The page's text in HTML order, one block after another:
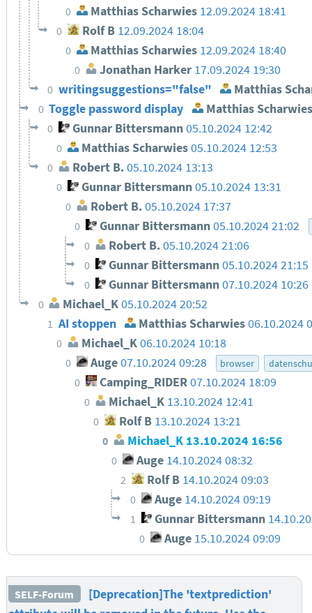
0 Matthias Scharwies 12.09.2024 18:41
0 Rolf B 12.09.2024 18:04
0 Matthias Scharwies 12.09.2024 18:40
0 Jonathan Harker 17.09.2024 19:30
0 writingsuggestions="false" Matthias
0 Toggle password display Matthias
0 Gunnar Bittersmann 05.10.2024 12:42
0 Matthias Scharwies05.10.2024 12:53
0 Robert B. 05.10.2024 13:13
0 Gunnar Bittersmann05.10.2024 13:31
0 Robert B.05.10.2024 17:37
0 Gunnar Bittersmann05.10.2024 21:02
0 Robert B.05.10.2024 21:06
0 Gunnar Bittersmann05.10.2024 21:15
0 Gunnar Bittersmann07.10.2024 10:26
0 Michael_K05.10.2024 20:52
1 AI stoppen Matthias Scharwies06.10.2024
0 Michael_K06.10.2024 10:18
0 Auge07.10.2024 09:28 browser
0 Camping_RIDER07.10.2024 18:09
0 Michael_K 13.10.2024 12:41
0 Rolf B 13.10.2024 13:21
0 Michael_K 13.10.2024 16:56
0 Auge 14.10.2024 08:32
2 Rolf B 14.10.2024 09:03
0 Auge 14.10.2024 09:19
1 Gunnar Bittersmann
0 Auge 15.10.2024 09:09
SELF-Forum
[Deprecation]The 'textprediction'